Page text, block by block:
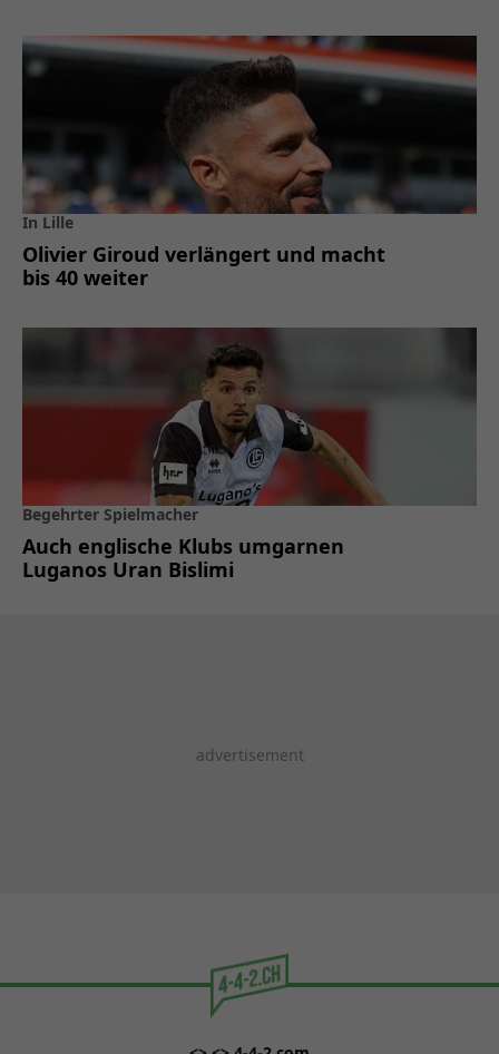
In Lille
Olivier Giroud verlängert und macht
bis 40 weiter
Begehrter Spielmacher
Auch englische Klubs umgarnen
Luganos Uran Bislimi